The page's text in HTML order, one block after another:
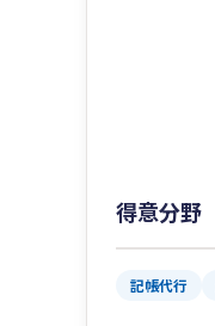
得意分野
記帳代行